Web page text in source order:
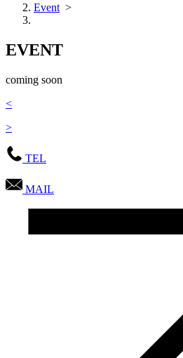
Event >
EVENT
coming soon
<
>
TEL
MAIL